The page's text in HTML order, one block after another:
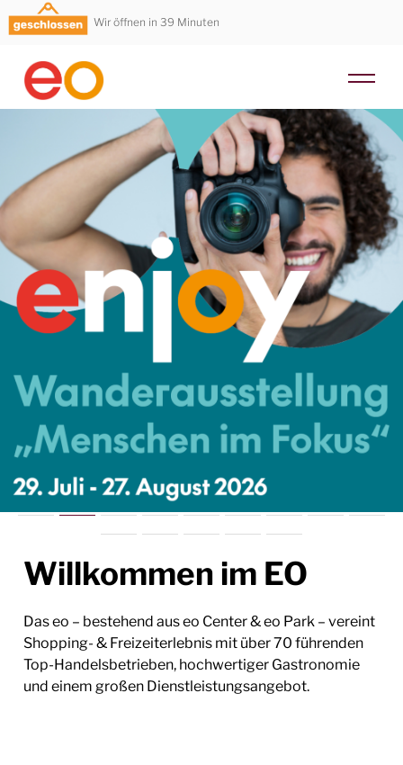
Wir öffnen in 39 Minuten
Willkommen im EO
Das eo – bestehend aus eo Center & eo Park – vereint
Shopping- & Freizeiterlebnis mit über 70 führenden
Top-Handelsbetrieben, hochwertiger Gastronomie
und einem großen Dienstleistungsangebot.